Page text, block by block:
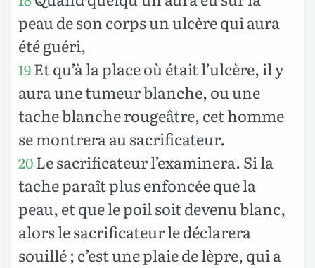
peau de son corps un ulcère qui aura
été guéri,
19Et qu’à la place où était l’ulcère, il y
aura une tumeur blanche, ou une
tache blanche rougeâtre, cet homme
se montrera au sacrificateur.
20Le sacrificateur l’examinera. Si la
tache paraît plus enfoncée que la
peau, et que le poil soit devenu blanc,
alors le sacrificateur le déclarera
souillé ; c’est une plaie de lèpre, qui a